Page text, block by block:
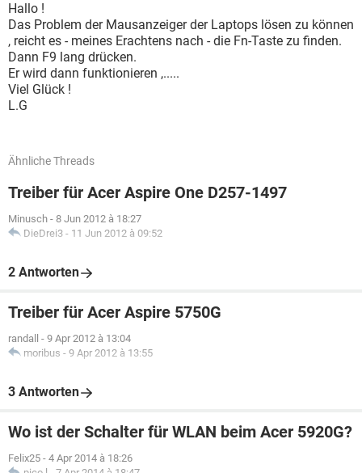
Hallo !
Das Problem der Mausanzeiger der Laptops lösen zu können
, reicht es - meines Erachtens nach - die Fn-Taste zu finden.
Dann F9 lang drücken.
Er wird dann funktionieren ,.....
Viel Glück !
L.G
Ähnliche Threads
Treiber für Acer Aspire One D257-1497
Minusch - 8 Jun 2012 à 18:27
DieDrei3 - 11 Jun 2012 à 09:52
2 Antworten
Treiber für Acer Aspire 5750G
randall - 9 Apr 2012 à 13:04
moribus - 9 Apr 2012 à 13:55
3 Antworten
Wo ist der Schalter für WLAN beim Acer 5920G?
Felix25 - 4 Apr 2014 à 18:26